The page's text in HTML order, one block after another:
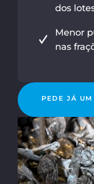
dos
Menor
nas
PEDE JÁ UM